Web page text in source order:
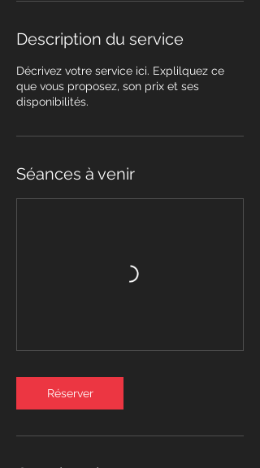
Description du service
Décrivez votre service ici. Explilquez ce
que vous proposez, son prix et ses
disponibilités.
Séances à venir
Réserver